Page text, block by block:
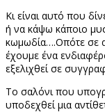
Κι είναι αυτό που
ή να κάψω κάποιο
κωμωδία….Οπότε σε
έχουμε ένα
εξελιχθεί σε
Το σαλόνι που
υποδεχθεί μια